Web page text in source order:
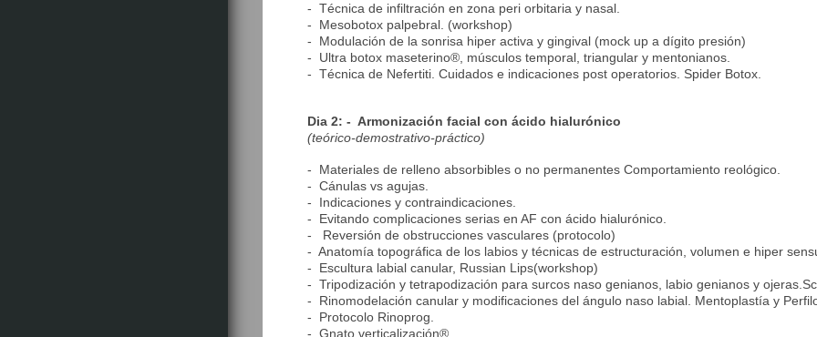
- Técnica de infiltración en zona peri orbitaria y nasal.
- Mesobotox palpebral. (workshop)
- Modulación de la sonrisa hiper activa y gingival (mock up a dígito presión)
- Ultra botox maseterino®, músculos temporal, triangular y mentonianos.
- Técnica de Nefertiti. Cuidados e indicaciones post operatorios. Spider Botox.
Dia 2: - Armonización facial con ácido hialurónico
(teórico-demostrativo-práctico)
- Materiales de relleno absorbibles o no permanentes Comportamiento reológico.
- Cánulas vs agujas.
- Indicaciones y contraindicaciones.
- Evitando complicaciones serias en AF con ácido hialurónico.
-
Reversión de obstrucciones vasculares (protocolo)
- Anatomía topográfica de los labios y técnicas de estructuración, volumen e hiper
- Escultura labial canular, Russian Lips(workshop)
- Tripodización y tetrapodización para surcos naso genianos, labio genianos y
- Rinomodelación canular y modificaciones del ángulo naso labial. Mentoplastía y
- Protocolo Rinoprog.
- Gnato verticalización®